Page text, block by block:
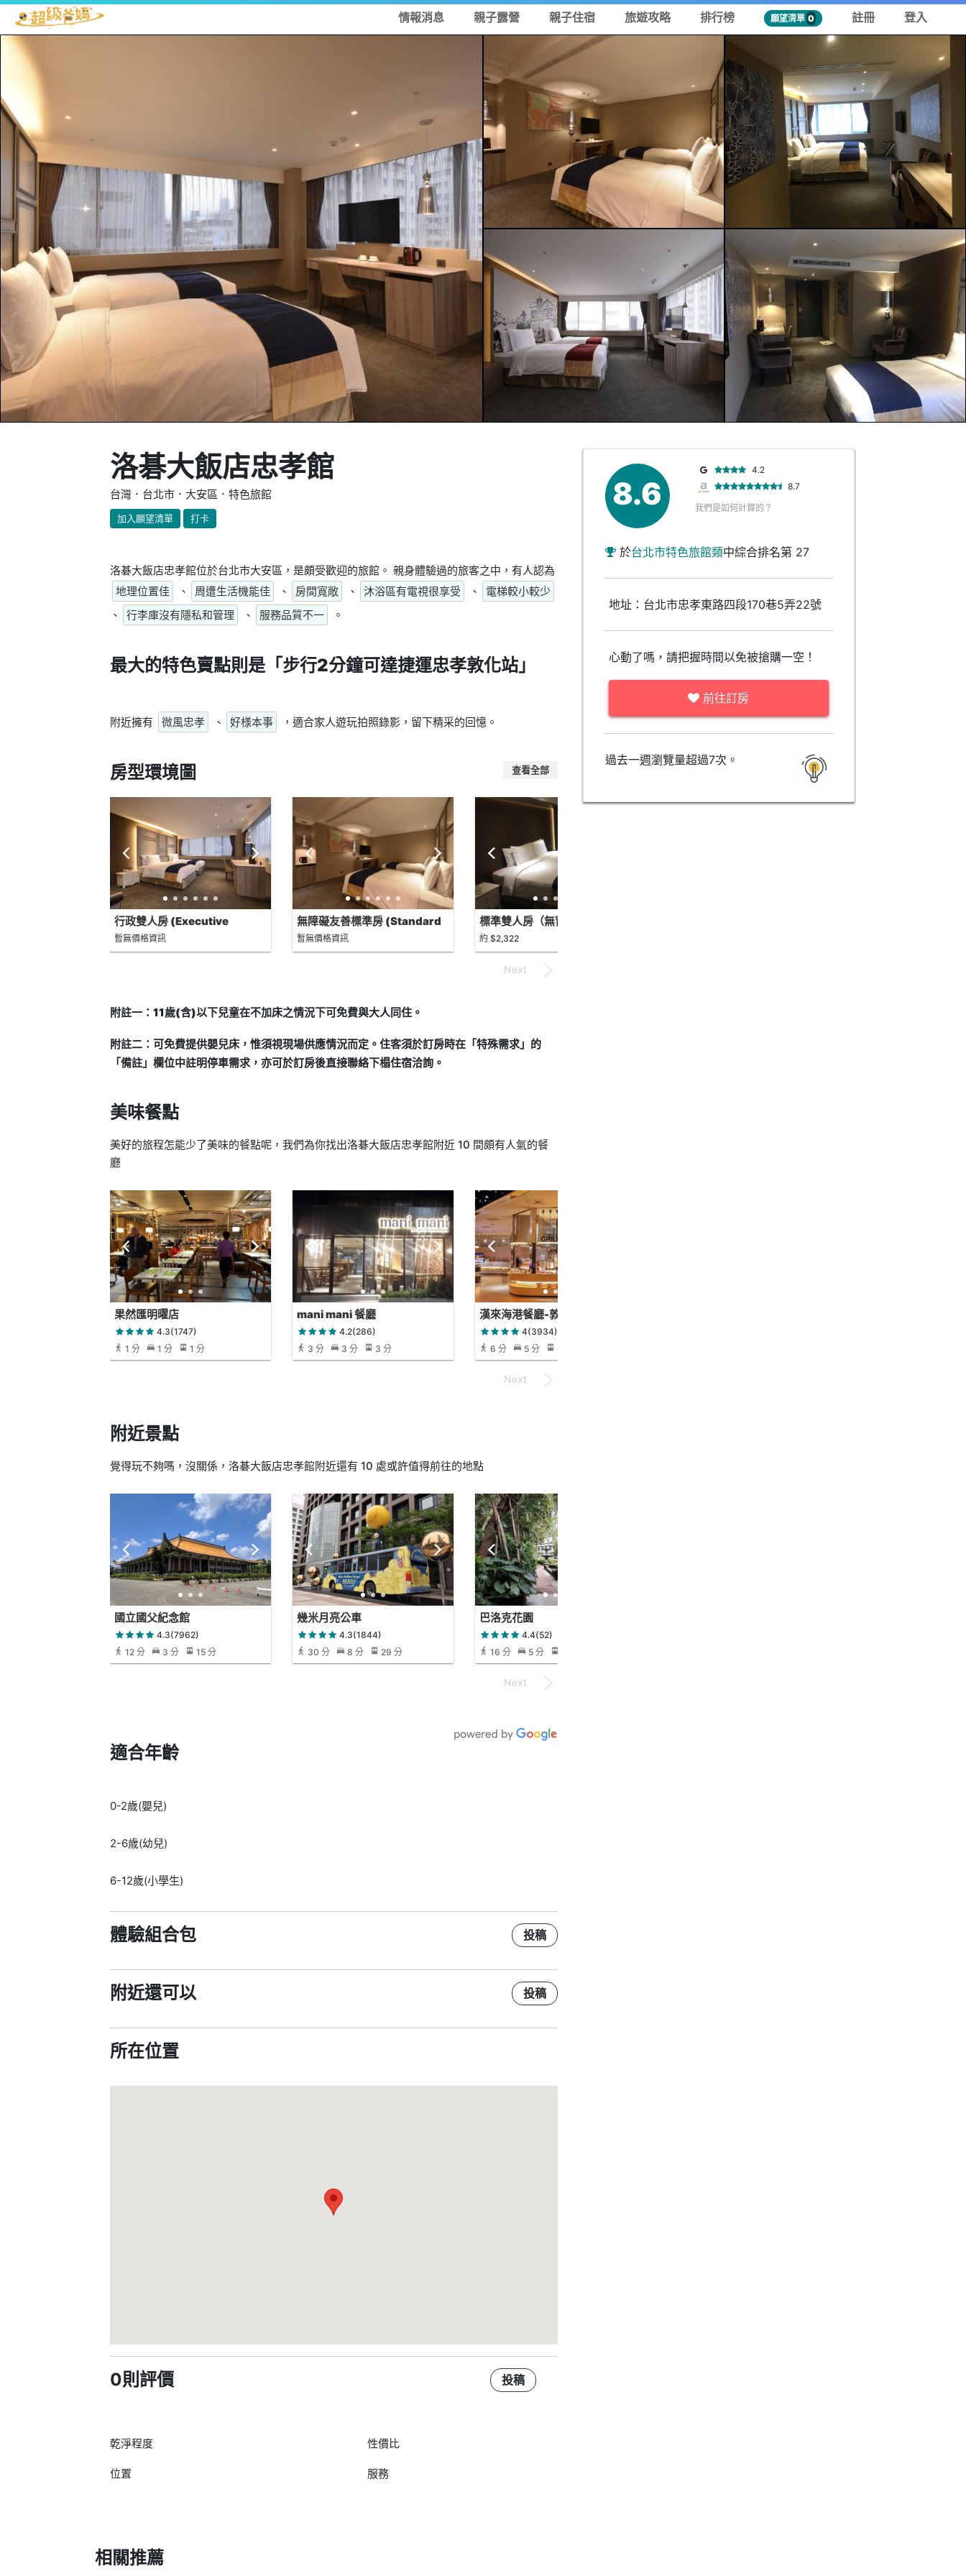
情報消息 親子露營 親子住宿 旅遊攻略 排行榜 願望清單 0 註冊 登入
洛碁大飯店忠孝館
台灣．台北市．大安區．特色旅館
加入願望清單 打卡
洛碁大飯店忠孝館位於台北市大安區，是頗受歡迎的旅館。 親身體驗過的旅客之中，有人認為
地理位置佳
、 周遭生活機能佳 、 房間寬敞 、 沐浴區有電視很享受 、
電梯較小較少
、
行李庫沒有隱私和管理 、 服務品質不一 。
最大的特色賣點則是「步行2分鐘可達捷運忠孝敦化站」
附近擁有 微風忠孝 、 好様本事 ，適合家人遊玩拍照錄影，留下精采的回憶。
房型環境圖 查看全部
行政雙人房 (Executive
Double Room)
暫無價格資訊
無障礙友善標準房 (Standard
Accessible)
暫無價格資訊
標準雙人房（無窗）
(Standard Double Room (No
Window))
約 $2,322
附註一：11歲(含)以下兒童在不加床之情況下可免費與大人同住。
附註二：可免費提供嬰兒床，惟須視現場供應情況而定。住客須於訂房時在「特殊需求」的
「備註」欄位中註明停車需求，亦可於訂房後直接聯絡下榻住宿洽詢。
美味餐點
美好的旅程怎能少了美味的餐點呢，我們為你找出洛碁大飯店忠孝館附近 10 間頗有人氣的餐
廳
果然匯明曜店
4.3(1747)
1 分
1 分 1 分
mani mani 餐廳
4.2(286)
3 分
3 分 3 分
漢來海港餐廳-敦化店
4(3934)
6 分
5 分 6 分
附近景點
覺得玩不夠嗎，沒關係，洛碁大飯店忠孝館附近還有 10 處或許值得前往的地點
國立國父紀念館
4.3(7962)
12 分
3 分 15 分
幾米月亮公車
4.3(1844)
30 分
8 分 29 分
巴洛克花園
4.4(52)
16 分
5 分
適合年齡
0-2歲(嬰兒)
2-6歲(幼兒)
6-12歲(小學生)
體驗組合包 投稿
附近還可以 投稿
所在位置
0則評價 投稿
乾淨程度
位置
性價比
服務
8.6
4.2
8.7
我們是如何計算的？
於台北市特色旅館類中綜合排名第 27
地址：台北市忠孝東路四段170巷5弄22號
心動了嗎，請把握時間以免被搶購一空！
前往訂房
過去一週瀏覽量超過7次。
相關推薦